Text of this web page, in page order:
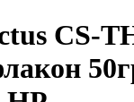
CS-